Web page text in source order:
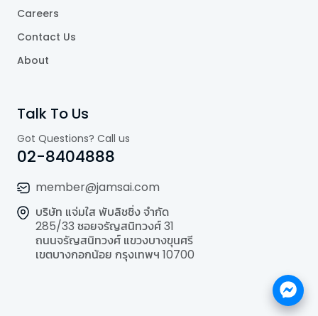
Careers
Contact Us
About
Talk To Us
Got Questions? Call us
02-8404888
member@jamsai.com
บริษัท แจ่มใส พับลิชชิ่ง จำกัด
285/33 ซอยจรัญสนิทวงศ์ 31
ถนนจรัญสนิทวงศ์ แขวงบางขุนศรี
เขตบางกอกน้อย กรุงเทพฯ 10700